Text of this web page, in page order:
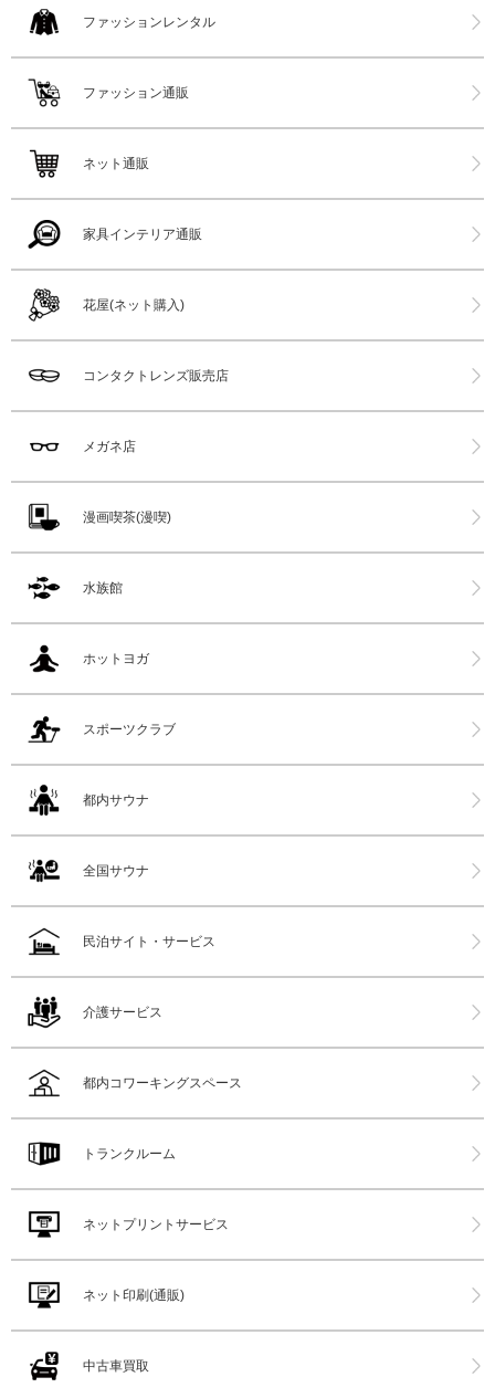
ファッションレンタル
ファッション通販
ネット通販
家具インテリア通販
花屋(ネット購入)
コンタクトレンズ販売店
メガネ店
漫画喫茶(漫喫)
水族館
ホットヨガ
スポーツクラブ
都内サウナ
全国サウナ
民泊サイト・サービス
介護サービス
都内コワーキングスペース
トランクルーム
ネットプリントサービス
ネット印刷(通販)
中古車買取